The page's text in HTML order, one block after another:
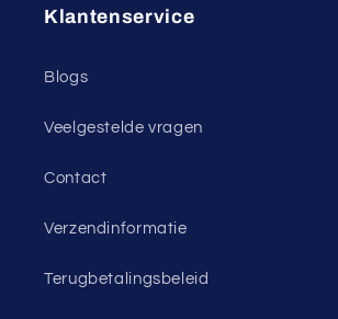
Klantenservice
Blogs
Veelgestelde vragen
Contact
Verzendinformatie
Terugbetalingsbeleid